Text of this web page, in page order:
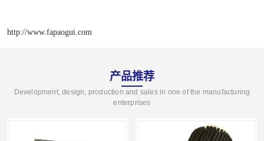
http://www.fapaogui.com
产品推荐
Development, design, production and sales in one of the manufacturing
enterprises